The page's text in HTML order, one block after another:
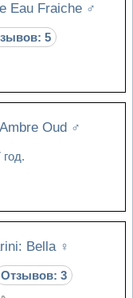
Eau Fraiche ♂
5
Oud ♂
год.
Bella ♀
Отзывов: 3